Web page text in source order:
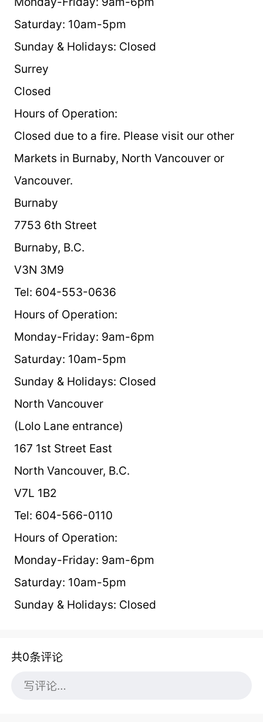
Saturday: 10am-5pm
Sunday & Holidays: Closed
Surrey
Closed
Hours of Operation:
Closed due to a fire. Please visit our other
Markets in Burnaby, North Vancouver or
Vancouver.
Burnaby
7753 6th Street
Burnaby, B.C.
V3N 3M9
Tel: 604-553-0636
Hours of Operation:
Monday-Friday: 9am-6pm
Saturday: 10am-5pm
Sunday & Holidays: Closed
North Vancouver
(Lolo Lane entrance)
167 1st Street East
North Vancouver, B.C.
V7L 1B2
Tel: 604-566-0110
Hours of Operation:
Monday-Friday: 9am-6pm
Saturday: 10am-5pm
Sunday & Holidays: Closed
共0条评论